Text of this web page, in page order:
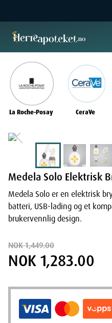
La Roche-Posay CeraVe
Medela Solo Elektrisk
Medela Solo er en elektrisk
batteri, USB-lading og et
brukervennlig design.
NOK 1,449.00
NOK 1,283.00